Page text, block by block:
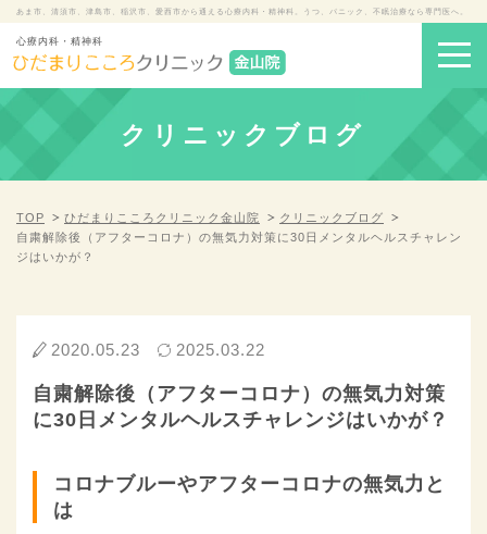
あま市、清須市、津島市、稲沢市、愛西市から通える心療内科・精神科。うつ、パニック、不眠治療なら専門医へ。
心療内科・精神科
クリニックブログ
TOP ひだまりこころクリニック金山院
クリニックブログ
自粛解除後（アフターコロナ）の無気力対策に30日メンタルヘルスチャレン
ジはいかが？
2020.05.23 2025.03.22
自粛解除後（アフターコロナ）の無気力対策
に30日メンタルヘルスチャレンジはいかが？
コロナブルーやアフターコロナの無気力と
は